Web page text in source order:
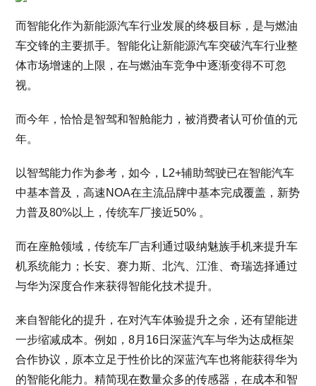
而智能化作为新能源汽车行业发展的终极目标，是与燃油
车交锋的主要抓手。智能化让新能源汽车突破汽车行业整
体市场增速的上限，在与燃油车竞争中逐渐变得不可忽
视。
而今年，恰恰是智驾和智舱能力，被消费者认可价值的元
年。
以智驾能力作为参考，如今，L2+辅助驾驶已在智能汽车
中基本普及，高速NOA在主流品牌中基本完成覆盖，新势
力普及80%以上，传统车厂接近50% 。
而在座舱领域，传统车厂吉利通过吸纳魅族手机来提升车
机系统能力；长安、赛力斯、北汽、江淮、奇瑞选择通过
与华为深度合作来获得智能化技术提升。
来自智能化的提升，在对汽车体验提升之余，还有望能进
一步缩减成本。例如，8月16日深蓝汽车与华为达成框架
合作协议，原本立足于性价比的深蓝汽车也将能获得华为
的智能化能力。精简现在数量众多的传感器，在成本和智